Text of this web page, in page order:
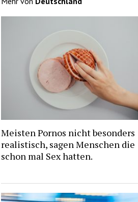
Meisten Pornos nicht besonders
realistisch, sagen Menschen die
schon mal Sex hatten.